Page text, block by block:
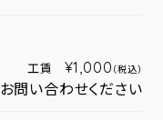
工賃 ¥1,000 （税込）
お問い合わせください